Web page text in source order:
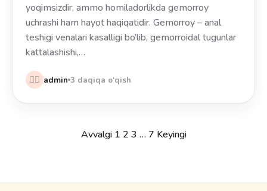
yoqimsizdir, ammo homiladorlikda gemorroy
uchrashi ham hayot haqiqatidir. Gemorroy – anal
teshigi venalari kasalligi bo’lib, gemorroidal tugunlar
kattalashishi,…
👩‍⚕️ admin 3 daqiqa o‘qish
Avvalgi 1 2 3 … 7 Keyingi